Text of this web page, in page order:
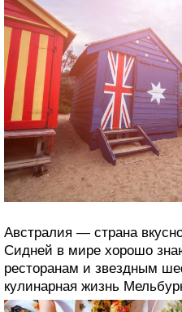
Австралия — страна
Сидней в мире хорошо
ресторанам и звездным
кулинарная жизнь